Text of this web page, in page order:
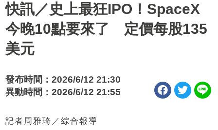
快訊／史上最狂IPO！SpaceX
今晚10點要來了 定價每股135
美元
發布時間：2026/6/12 21:30
異動時間：2026/6/12 21:55
記者周雅琦／綜合報導